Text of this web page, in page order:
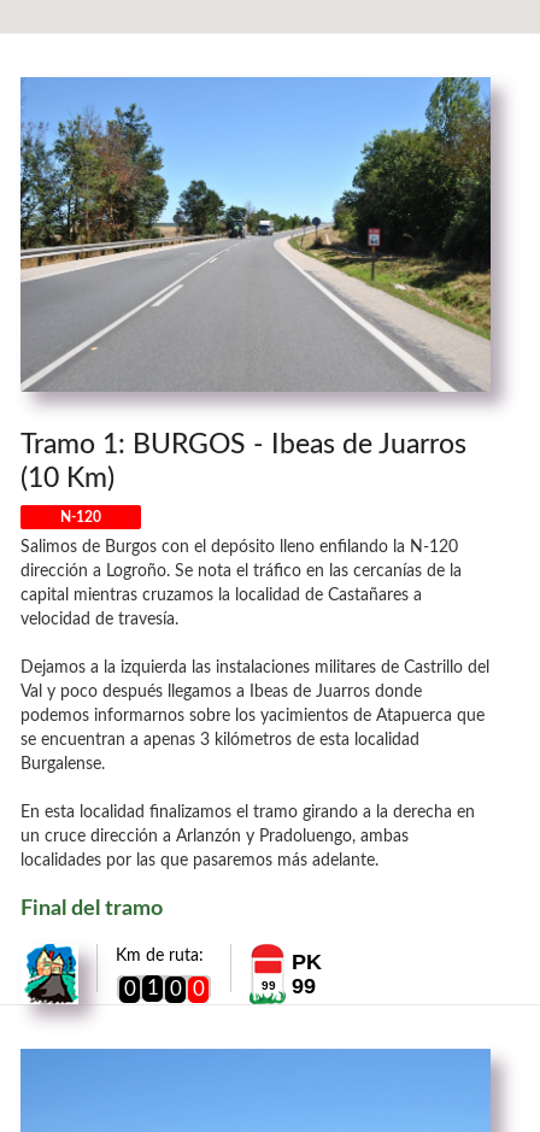
Tramo 1: BURGOS - Ibeas de Juarros
(10 Km)
N-120
Salimos de Burgos con el depósito lleno enfilando la N-120
dirección a Logroño. Se nota el tráfico en las cercanías de la
capital mientras cruzamos la localidad de Castañares a
velocidad de travesía.
Dejamos a la izquierda las instalaciones militares de Castrillo del
Val y poco después llegamos a Ibeas de Juarros donde
podemos informarnos sobre los yacimientos de Atapuerca que
se encuentran a apenas 3 kilómetros de esta localidad
Burgalense.
En esta localidad finalizamos el tramo girando a la derecha en
un cruce dirección a Arlanzón y Pradoluengo, ambas
localidades por las que pasaremos más adelante.
Final del tramo
Km de ruta:
0 1 0 0 99
PK
99